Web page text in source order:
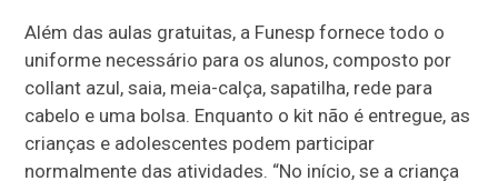
Além das aulas gratuitas, a Funesp fornece todo o
uniforme necessário para os alunos, composto por
collant azul, saia, meia-calça, sapatilha, rede para
cabelo e uma bolsa. Enquanto o kit não é entregue, as
crianças e adolescentes podem participar
normalmente das atividades. “No início, se a criança